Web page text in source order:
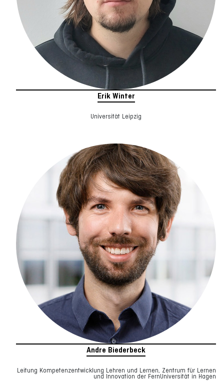
Erik Winter
Universität Leipzig
Andre Biederbeck
Leitung Kompetenzentwicklung Lehren und Lernen, Zentrum für Lernen
und Innovation der FernUniversität in Hagen